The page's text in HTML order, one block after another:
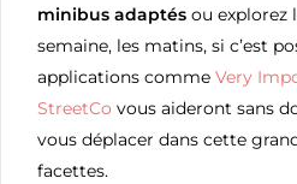
minibus adaptésou explorez
semaine, les matins, si c’est
applications commeVery
StreetCo vous aideront sans
vous déplacer dans cette
facettes.